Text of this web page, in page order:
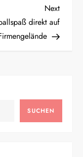
Next
Post
Next
direkt auf
SUCHEN